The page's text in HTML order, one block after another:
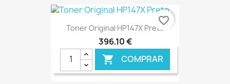
€ ONLINE
Toner Original HP147X Preto
396,10 €
 COMPRAR
favorite_border